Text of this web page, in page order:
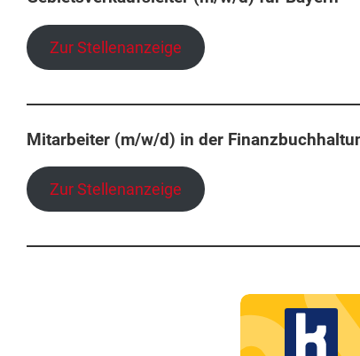
Zur Stellenanzeige
Mitarbeiter (m/w/d) in der
Zur Stellenanzeige